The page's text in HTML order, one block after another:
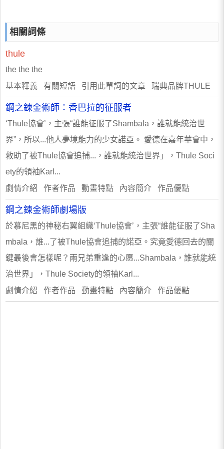
相關詞條
thule
the the the
基本釋義 有關短語 引用此單詞的文章 瑞典品牌THULE
鋼之鍊金術師：香巴拉的征服者
‘Thule協會’，主張“誰能征服了Shambala，誰就能統治世
界”，所以...他人夢境能力的少女諾亞。 愛德在嘉年華會中，
救助了被Thule協會追捕...，誰就能統治世界」，Thule Soci
ety的領袖Karl...
劇情介紹 作者作品 動畫特點 內容簡介 作品優點
鋼之鍊金術師劇場版
於慕尼黑的神秘右翼組織‘Thule協會’，主張“誰能征服了Sha
mbala，誰...了被Thule協會追捕的諾亞。究竟愛德回去的關
鍵最後會怎樣呢？兩兄弟重逢的心愿...Shambala，誰就能統
治世界」，Thule Society的領袖Karl...
劇情介紹 作者作品 動畫特點 內容簡介 作品優點